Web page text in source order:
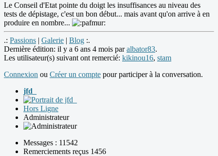
Le Conseil d'Etat pointe du doigt les insuffisances au niveau des
tests de dépistage, c'est un bon début... mais avant qu'on arrive à en
produire en nombre...
.: Passions | Galerie | Blog :.
Dernière édition: il y a 6 ans 4 mois paralbator83.
Les utilisateur(s) suivant ont remercié: kikinou16, stam
Connexion ou Créer un compte pour participer à la conversation.
jfd_
Hors Ligne
Administrateur
Messages : 11542
Remerciements reçus 1456